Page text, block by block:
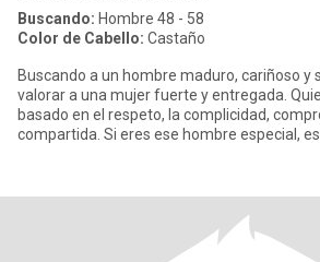
Buscando: Hombre 48 - 58
Color de Cabello: Castaño
Buscando a un hombre maduro, cariñoso y
valorar a una mujer fuerte y entregada. Quiero un amor
basado en el respeto, la complicidad,
compartida. Si eres ese hombre especial,